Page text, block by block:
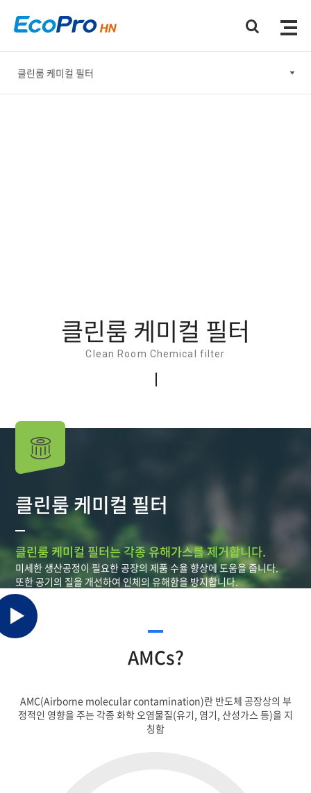
클린룸 케미컬 필터
클린룸 케미컬 필터
Clean Room Chemical filter
클린룸 케미컬 필터
클린룸 케미컬 필터는 각종 유해가스를 제거합니다.
미세한 생산공정이 필요한 공장의 제품 수율 향상에 도움을 줍니다.
또한 공기의 질을 개선하여 인체의 유해함을 방지합니다.
AMCs?
AMC(Airborne molecular contamination)란 반도체 공장상의 부
정적인 영향을 주는 각종 화학 오염물질(유기, 염기, 산성가스 등)을 지
칭함